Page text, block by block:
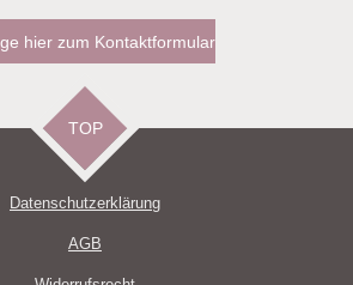
hier zum Kontaktformular
TOP
Datenschutzerklärung
AGB